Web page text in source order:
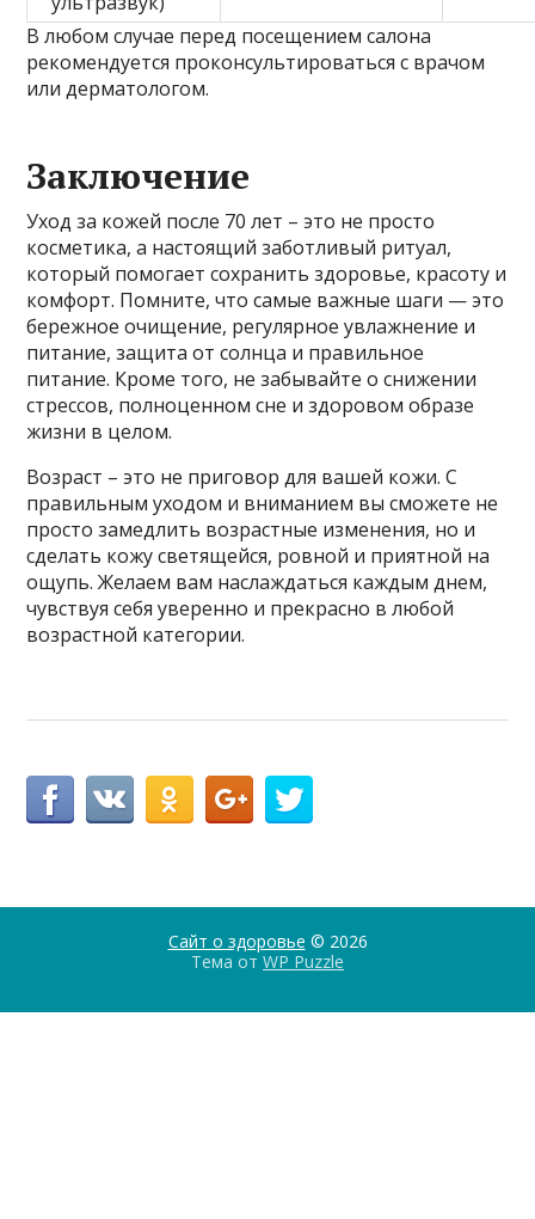
В любом случае перед посещением салона
рекомендуется проконсультироваться с врачом
или дерматологом.
Заключение
Уход за кожей после 70 лет – это не просто
косметика, а настоящий заботливый ритуал,
который помогает сохранить здоровье, красоту и
комфорт. Помните, что самые важные шаги — это
бережное очищение, регулярное увлажнение и
питание, защита от солнца и правильное
питание. Кроме того, не забывайте о снижении
стрессов, полноценном сне и здоровом образе
жизни в целом.
Возраст – это не приговор для вашей кожи. С
правильным уходом и вниманием вы сможете не
просто замедлить возрастные изменения, но и
сделать кожу светящейся, ровной и приятной на
ощупь. Желаем вам наслаждаться каждым днем,
чувствуя себя уверенно и прекрасно в любой
возрастной категории.
Сайт о здоровье © 2026
Тема от WP Puzzle